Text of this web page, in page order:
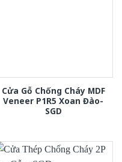
Cửa Gỗ Chống Cháy MDF
Veneer P1R5 Xoan Đào-
SGD